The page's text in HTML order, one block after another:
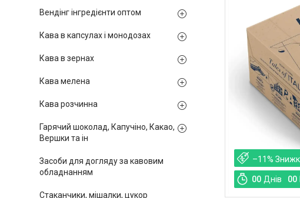
–11%
00 Днів 00
Вендінг інгредієнти оптом
Кава в капсулах і монодозах
Кава в зернах
Кава мелена
Кава розчинна
Гарячий шоколад, Капучіно, Какао,
Вершки та ін
Засоби для догляду за кавовим
обладнанням
Стаканчики, мішалки, цукор